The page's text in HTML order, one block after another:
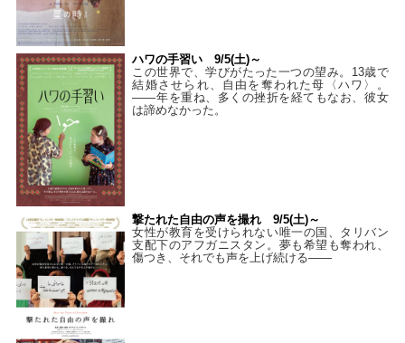
ハワの手習い 9/5(土)～
この世界で、学びがたった一つの望み。13歳で
結婚させられ、自由を奪われた母〈ハワ〉。
——年を重ね、多くの挫折を経てもなお、彼女
は諦めなかった。
撃たれた自由の声を撮れ 9/5(土)～
女性が教育を受けられない唯一の国、タリバン
支配下のアフガニスタン。夢も希望も奪われ、
傷つき、それでも声を上げ続ける——